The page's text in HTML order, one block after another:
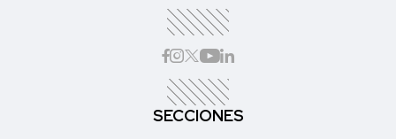
SECCIONES